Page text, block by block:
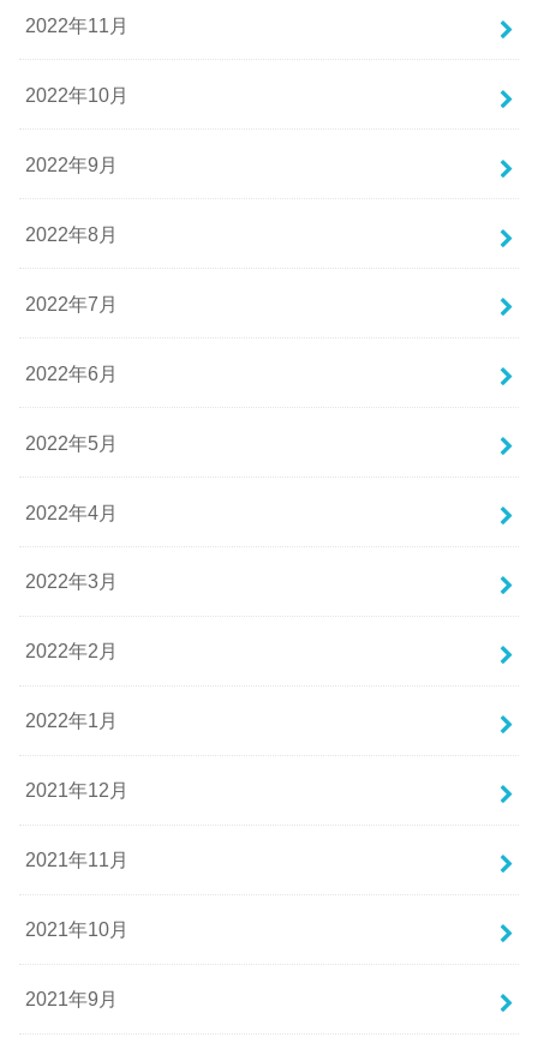
2022年11月
2022年10月
2022年9月
2022年8月
2022年7月
2022年6月
2022年5月
2022年4月
2022年3月
2022年2月
2022年1月
2021年12月
2021年11月
2021年10月
2021年9月